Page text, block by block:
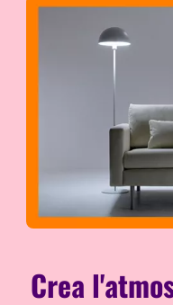
Crea